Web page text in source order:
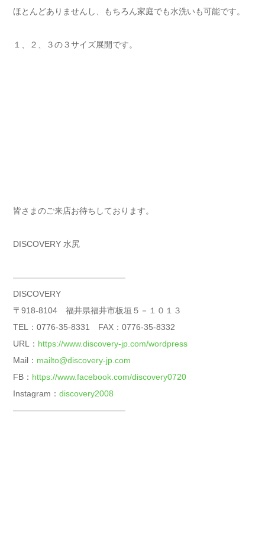
ほとんどありませんし、もちろん家庭でも水洗いも可能です。
１、２、３の３サイズ展開です。
皆さまのご来店お待ちしております。
DISCOVERY 水尻
—————————————–
DISCOVERY
〒918-8104 福井県福井市板垣５－１０１３
TEL：0776-35-8331 FAX：0776-35-8332
URL： https://www.discovery-jp.com/wordpress
Mail： mailto@discovery-jp.com
FB： https://www.facebook.com/discovery0720
Instagram： discovery2008
—————————————–